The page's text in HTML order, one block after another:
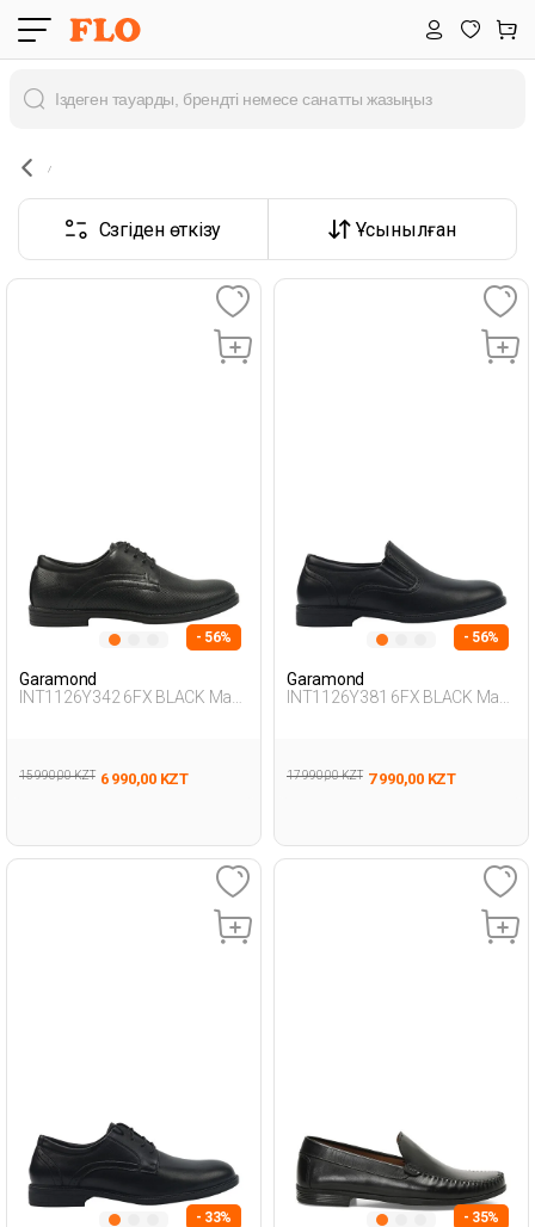
Сүзгіден өткізу Ұсынылған
- 56%
Garamond
INT1126Y342 6FX BLACK Man
15 990,00 KZT 6 990,00 KZT
- 56%
Garamond
INT1126Y381 6FX BLACK Man
17 990,00 KZT 7 990,00 KZT
- 33% - 35%